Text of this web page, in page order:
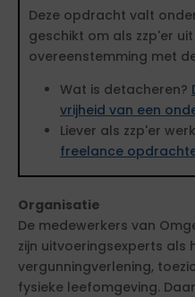
Deze opdracht valt
geschikt om als zzp'er
overeenstemming met
Wat is detacheren?
vrijheid van een
Liever als zzp'er
freelance
Organisatie
De medewerkers van
zijn uitvoeringsexperts als
vergunningverlening,
fysieke leefomgeving.